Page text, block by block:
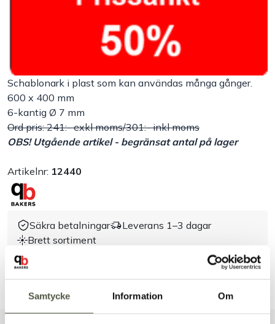
Samtycke Information Om
Handla efter bransch
Outlet
Om Bakers
Kontakt
Schablonark i plast som kan användas många gånger.
600 x 400 mm
6-kantig Ø 7 mm
Ord pris: 241:- exkl moms/301:- inkl moms
OBS! Utgående artikel - begränsat antal på lager
Artikelnr: 12440
Säkra betalningar
Leverans 1–3 dagar
Brett sortiment
Dokument & produktblad